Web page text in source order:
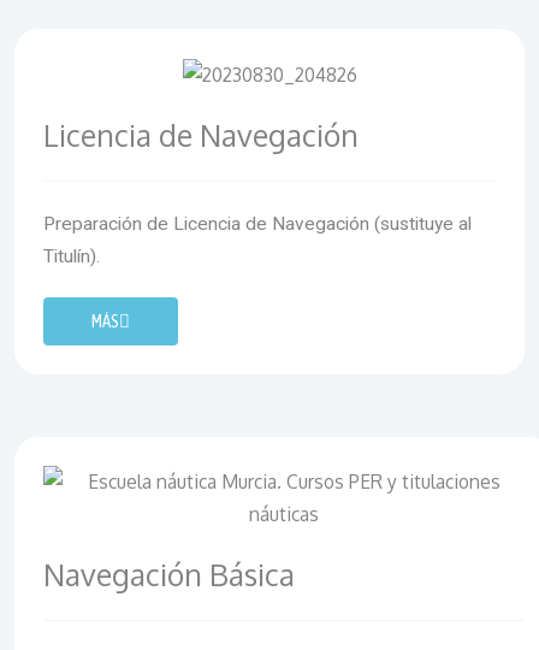
Licencia de Navegación
Preparación de Licencia de Navegación (sustituye al
Titulín).
MÁS
Navegación Básica